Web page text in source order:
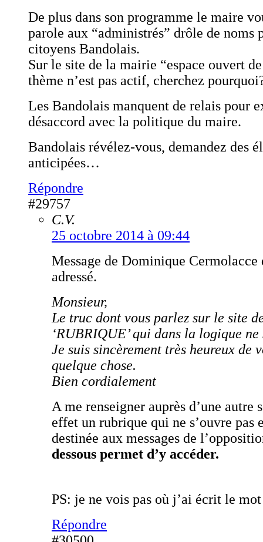
De plus dans son programme le maire
parole aux “administrés” drôle de noms
citoyens Bandolais.
Sur le site de la mairie “espace ouvert
thème n’est pas actif, cherchez
Les Bandolais manquent de relais pour
désaccord avec la politique du maire.
Bandolais révélez-vous, demandez des
anticipées…
Répondre
#29757
C.V.
25 octobre 2014 à 09:44
Message de Dominique Cermolacce
adressé.
Monsieur,
Le truc dont vous parlez sur le site
‘RUBRIQUE’ qui dans la logique ne
Je suis sincèrement très heureux de
quelque chose.
Bien cordialement
A me renseigner auprès d’une autre
effet un rubrique qui ne s’ouvre pas
destinée aux messages de
dessous permet d’y accéder.
PS: je ne vois pas où j’ai écrit le
Répondre